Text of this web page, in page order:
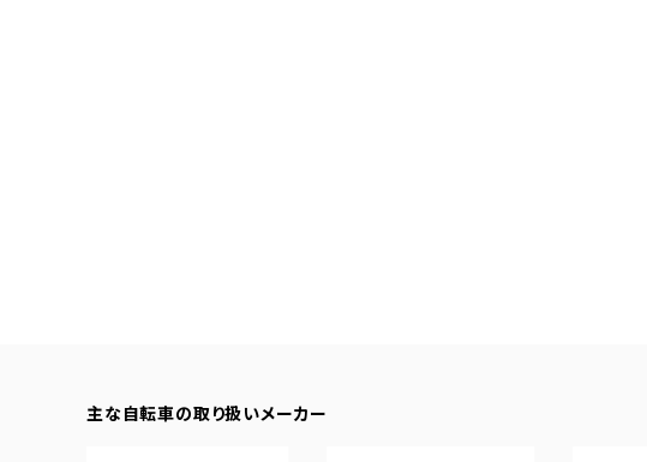
主な自転車の取り扱いメーカー